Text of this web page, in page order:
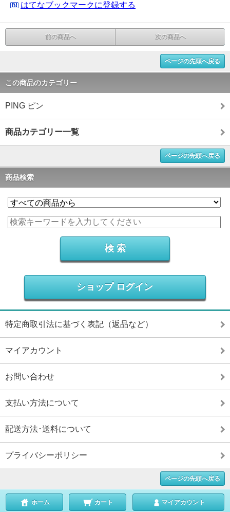
はてなブックマークに登録する
前の商品へ 次の商品へ
ページの先頭へ戻る
この商品のカテゴリー
PING ピン
商品カテゴリー一覧
ページの先頭へ戻る
商品検索
ショップ ログイン
特定商取引法に基づく表記（返品など）
マイアカウント
お問い合わせ
支払い方法について
配送方法･送料について
プライバシーポリシー
ページの先頭へ戻る
ホーム カート マイアカウント